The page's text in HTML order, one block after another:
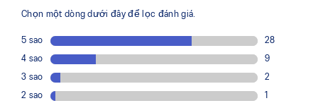
Mang lại độ bám vượt trội mà vẫn đảm bảo độ bền và khả
năng kiểm soát.
Vòng PU và lỗ xỏ dây
Được trang bị ở mặt trong của thân giày nhằm giúp hạn chế
tình trạng dây giày bị đứt.
Lớp lót giày được sản xuất bằng công nghệ nhuộm